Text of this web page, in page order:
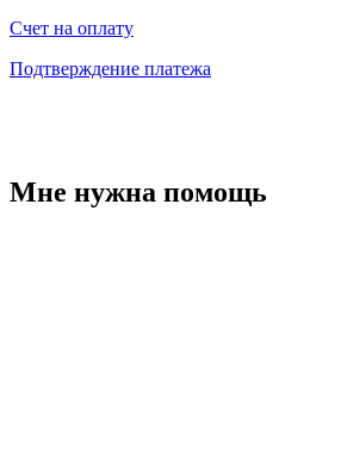
Счет на оплату
Подтверждение платежа
Мне нужна помощь